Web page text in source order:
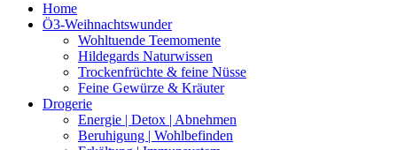
Home
Ö3-Weihnachtswunder
Wohltuende Teemomente
Hildegards Naturwissen
Trockenfrüchte & feine Nüsse
Feine Gewürze & Kräuter
Drogerie
Energie | Detox | Abnehmen
Beruhigung | Wohlbefinden